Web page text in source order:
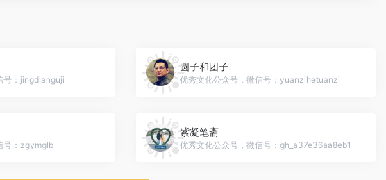
号：jingdianguji
圆子和团子
优秀文化公众号，微信号：yuanzihetuanzi
号：zgymglb
紫凝笔斋
优秀文化公众号，微信号：gh_a37e36aa8eb1